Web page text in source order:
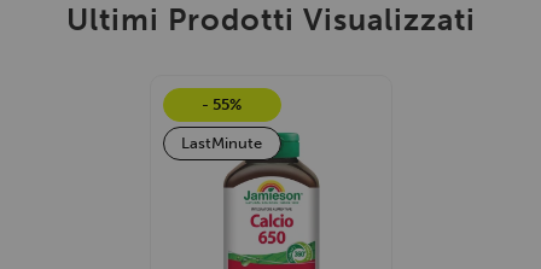
Ultimi Prodotti Visualizzati
- 55%
LastMinute